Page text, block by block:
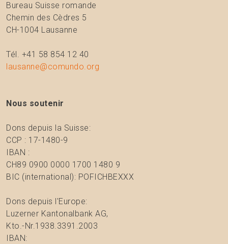
Bureau Suisse romande
Chemin des Cèdres 5
CH-1004 Lausanne
Tél. +41 58 854 12 40
lausanne@comundo.org
Nous soutenir
Dons depuis la Suisse:
CCP : 17-1480-9
IBAN :
CH89 0900 0000 1700 1480 9
BIC (international): POFICHBEXXX
Dons depuis l'Europe:
Luzerner Kantonalbank AG,
Kto.-Nr.1938.3391.2003
IBAN: